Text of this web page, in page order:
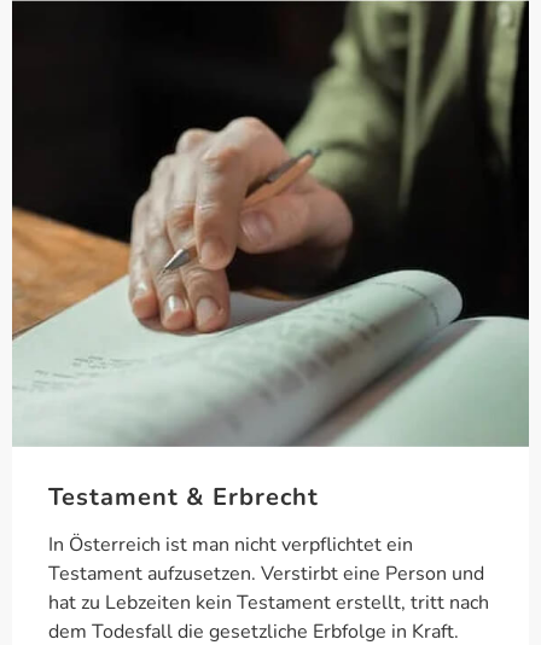
Testament & Erbrecht
In Österreich ist man nicht verpflichtet ein
Testament aufzusetzen. Verstirbt eine Person und
hat zu Lebzeiten kein Testament erstellt, tritt nach
dem Todesfall die gesetzliche Erbfolge in Kraft.